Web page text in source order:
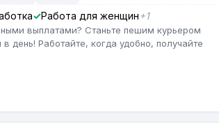
Работа для женщин +1
выплатами? Станьте пешим курьером
день! Работайте, когда удобно, получайте